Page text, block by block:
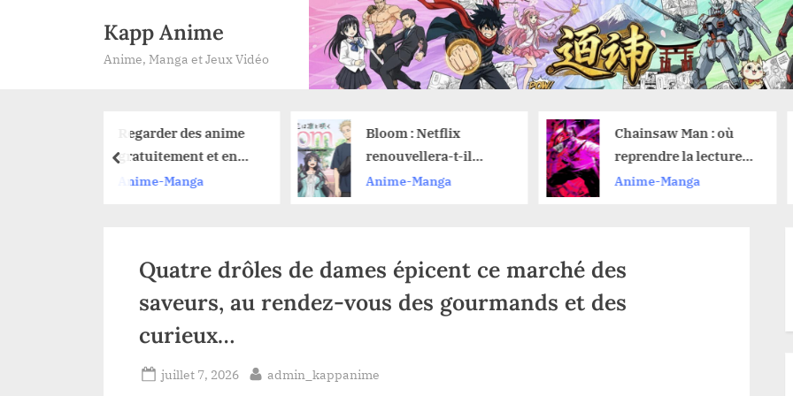
Kapp Anime
Anime, Manga et Jeux Vidéo
Bloom : Netflix
renouvellera-t-il
l’anime pour une
Chainsaw Man : où
reprendre la lecture
du manga après avoir
vu le film de l’arc de
Février 2026 :
Découvrez les
nouveautés
Netflix et
prev
Quatre drôles de dames épicent ce marché des
saveurs, au rendez-vous des gourmands et des
curieux…
Posted
juillet 7, 2026 By
admin_kappanime